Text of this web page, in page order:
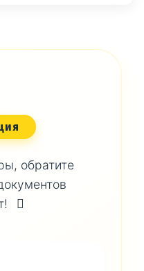
обратите